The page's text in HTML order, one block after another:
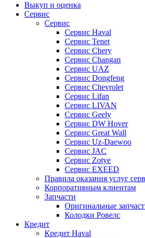
Выкуп и оценка
Сервис
Сервис
Сервис Haval
Сервис Tenet
Сервис Chery
Сервис Changan
Сервис UAZ
Сервис Dongfeng
Сервис Chevrolet
Сервис Lifan
Сервис LIVAN
Сервис Geely
Сервис DW Hover
Сервис Great Wall
Сервис Uz-Daewoo
Сервис JAC
Сервис Zotye
Сервис EXEED
Правила оказания услуг
Корпоративным клиентам
Запчасти
Оригинальные
Колодки Ровелс
Кредит
Кредит Haval